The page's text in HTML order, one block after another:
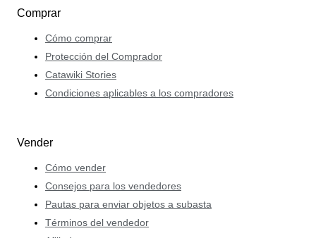
Comprar
Cómo comprar
Protección del Comprador
Catawiki Stories
Condiciones aplicables a los compradores
Vender
Cómo vender
Consejos para los vendedores
Pautas para enviar objetos a subasta
Términos del vendedor